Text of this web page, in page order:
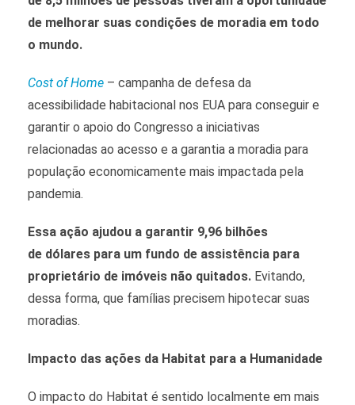
de melhorar suas condições de moradia em todo
o mundo.
Cost of Home – campanha de defesa da
acessibilidade habitacional nos EUA para conseguir e
garantir o apoio do Congresso a iniciativas
relacionadas ao acesso e a garantia a moradia para
população economicamente mais impactada pela
pandemia.
Essa ação ajudou a garantir 9,96 bilhões
de dólares para um fundo de assistência para
proprietário de imóveis não quitados. Evitando,
dessa forma, que famílias precisem hipotecar suas
moradias.
Impacto das ações da Habitat para a Humanidade
O impacto do Habitat é sentido localmente em mais